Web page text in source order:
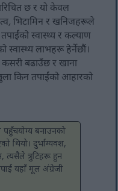
छ र यो केवल
भिटामिन र खनिजहरूले
स्वास्थ्य र कल्याण
लाभहरू हेर्नेछौं।
कसरी बढाउँछ र खाना
किन तपाईंको आहारको
बनाउनको
थियो। दुर्भाग्यवश,
त्यसैले त्रुटिहरू हुन
यहाँ मूल अंग्रेजी